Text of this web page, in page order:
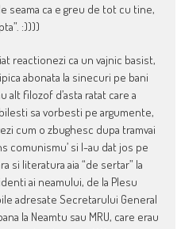
seama ca e greu de tot cu tine,
:))))
reactionezi ca un vajnic basist,
abonata la sinecuri pe bani
alt filozof d’asta ratat care a
sa vorbesti pe argumente,
cum o zbughesc dupa tramvai
comunismu’ si l-au dat jos pe
si literatura aia “de sertar” la
ai neamului, de la Plesu
adresate Secretarului General
la Neamtu sau MRU, care erau